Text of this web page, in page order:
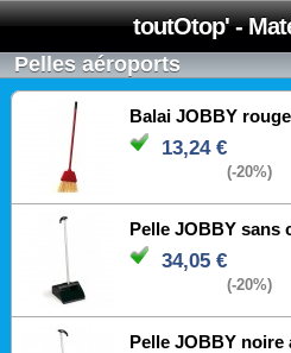
Pelles aéroports
Balai JOBBY rouge
13,24 €
(-20%)
Pelle JOBBY sans
34,05 €
(-20%)
Pelle JOBBY